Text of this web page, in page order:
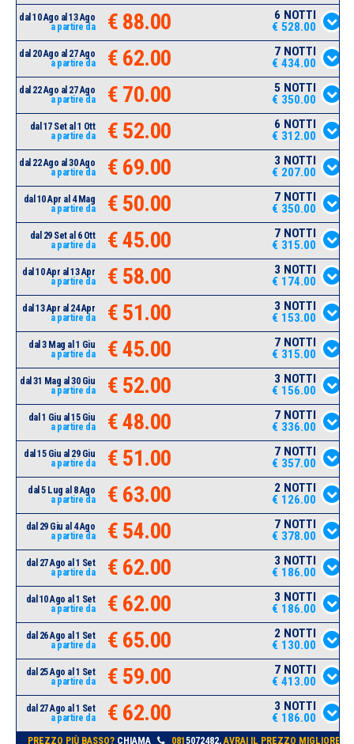
dal 10 Ago al 13 Ago
a partire da
€ 88.00
6 NOTTI
€ 528.00
dal 20 Ago al 27 Ago
a partire da
€ 62.00
7 NOTTI
€ 434.00
dal 22 Ago al 27 Ago
a partire da
€ 70.00
5 NOTTI
€ 350.00
dal 17 Set al 1 Ott
a partire da
€ 52.00
6 NOTTI
€ 312.00
dal 22 Ago al 30 Ago
a partire da
€ 69.00
3 NOTTI
€ 207.00
dal 10 Apr al 4 Mag
a partire da
€ 50.00
7 NOTTI
€ 350.00
dal 29 Set al 6 Ott
a partire da
€ 45.00
7 NOTTI
€ 315.00
dal 10 Apr al 13 Apr
a partire da
€ 58.00
3 NOTTI
€ 174.00
dal 13 Apr al 24 Apr
a partire da
€ 51.00
3 NOTTI
€ 153.00
dal 3 Mag al 1 Giu
a partire da
€ 45.00
7 NOTTI
€ 315.00
dal 31 Mag al 30 Giu
a partire da
€ 52.00
3 NOTTI
€ 156.00
dal 1 Giu al 15 Giu
a partire da
€ 48.00
7 NOTTI
€ 336.00
dal 15 Giu al 29 Giu
a partire da
€ 51.00
7 NOTTI
€ 357.00
dal 5 Lug al 8 Ago
a partire da
€ 63.00
2 NOTTI
€ 126.00
dal 29 Giu al 4 Ago
a partire da
€ 54.00
7 NOTTI
€ 378.00
dal 27 Ago al 1 Set
a partire da
€ 62.00
3 NOTTI
€ 186.00
dal 10 Ago al 1 Set
a partire da
€ 62.00
3 NOTTI
€ 186.00
dal 26 Ago al 1 Set
a partire da
€ 65.00
2 NOTTI
€ 130.00
dal 25 Ago al 1 Set
a partire da
€ 59.00
7 NOTTI
€ 413.00
dal 27 Ago al 1 Set
a partire da
€ 62.00
3 NOTTI
€ 186.00
PREZZO PIÙ BASSO?CHIAMA 081 5072482,AVRAI IL PREZZO MIGLIORE!